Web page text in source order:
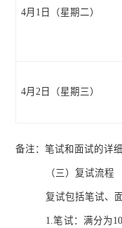
4月1日（星期二）
4月2日（星期三）
备注：笔试和面试的详
（ 三 ）复试流程
复试包括笔试、
1.笔试：满分为